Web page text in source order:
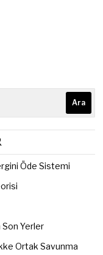
Ara
Öde Sistemi
Yerler
Ortak Savunma